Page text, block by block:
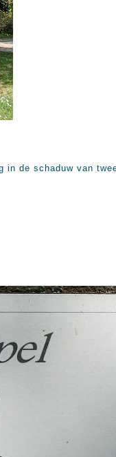
de schaduw van